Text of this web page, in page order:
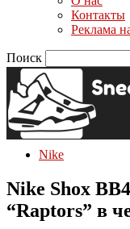
Контакты
Реклама
Поиск
Nike
Nike Shox
“Raptors” в